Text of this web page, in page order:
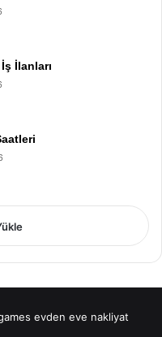
İlanları
evden eve nakliyat